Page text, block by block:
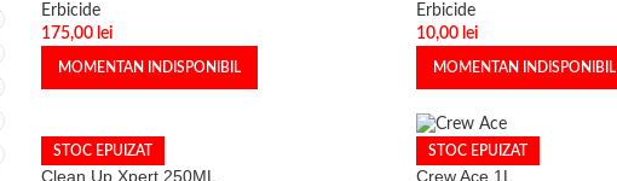
Erbicide
175,00 lei
MOMENTAN INDISPONIBIL
Erbicide
10,00 lei
MOMENTAN INDISPONIBIL
STOC EPUIZAT
Clean Up Xpert 250ML
STOC EPUIZAT
Crew Ace 1L